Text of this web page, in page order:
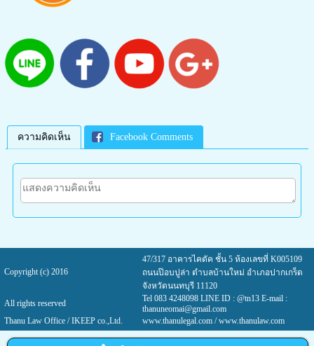
ความคิดเห็น Facebook Comments
Copyright (c) 2016
47/317 อาคารไคตัค ชั้น 5 ห้องเลขที่ K005109
ถนนป๊อบปูล่า ตำบลบ้านใหม่ อำเภอปากเกร็ด
จังหวัดนนทบุรี 11120
All rights reserved
Tel 083 4248098 LINE ID : @tn13 E-mail :
thanuneomai@gmail.com
Thanu Law Office / IKEEP co.,Ltd.
www.thanulegal.com / www.thanulaw.com